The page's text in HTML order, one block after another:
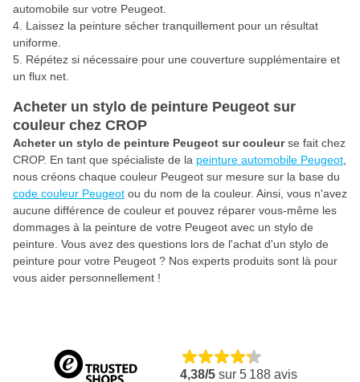
automobile sur votre Peugeot.
Laissez la peinture sécher tranquillement pour un résultat
uniforme.
Répétez si nécessaire pour une couverture supplémentaire et
un flux net.
Acheter un stylo de peinture Peugeot sur
couleur chez CROP
Acheter un stylo de peinture Peugeot sur couleurse fait chez
CROP. En tant que spécialiste de la peinture automobile Peugeot
nous créons chaque couleur Peugeot sur mesure sur la base du
code couleur Peugeot ou du nom de la couleur. Ainsi, vous n'avez
aucune différence de couleur et pouvez réparer vous-même les
dommages à la peinture de votre Peugeot avec un stylo de
peinture. Vous avez des questions lors de l'achat d'un stylo de
peinture pour votre Peugeot ? Nos experts produits sont là pour
vous aider personnellement !
4,38/5 sur 5 188 avis